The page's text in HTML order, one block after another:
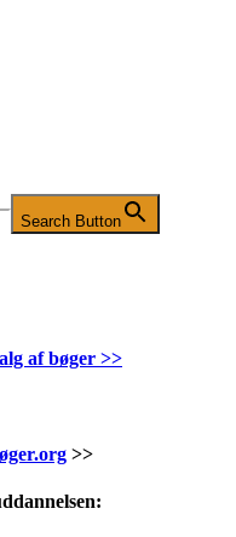
Search Button
af bøger >>
>>